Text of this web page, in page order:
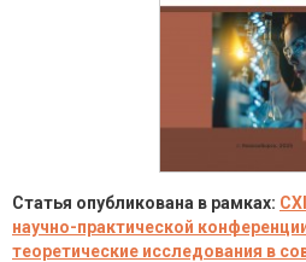
Статья опубликована в рамках:
научно-практической
теоретические исследования в